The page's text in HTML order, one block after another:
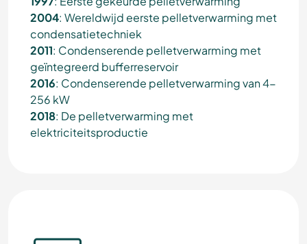
2004: Wereldwijd eerste pelletverwarming met
condensatietechniek
2011: Condenserende pelletverwarming met
geïntegreerd bufferreservoir
2016: Condenserende pelletverwarming van 4-
256 kW
2018: De pelletverwarming met
elektriciteitsproductie